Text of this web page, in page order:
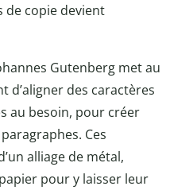
de copie devient
Gutenberg met au
d’aligner des caractères
au besoin, pour créer
Ces
alliage de métal,
pour y laisser leur